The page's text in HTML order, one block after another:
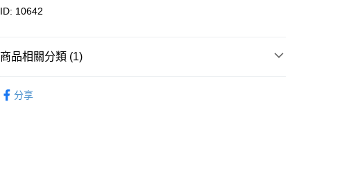
冷凍送貨到家 (需與常溫乾產品分開下單) 不包括偏遠地區：南丫
ID: 10642
商品相關分類 (1)
分享